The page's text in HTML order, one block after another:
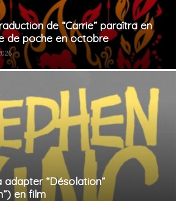
de “Carrie” paraîtra en
de poche en octobre
adapter “Désolation”
en film